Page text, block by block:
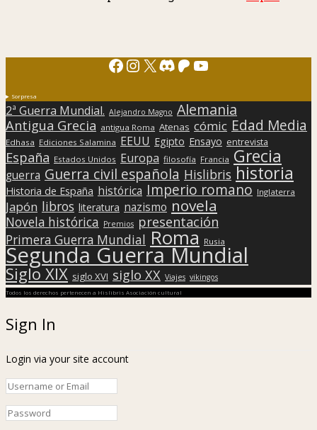
Facebook
Instagram
X Discord
Patreon
YouTube
Sorpresa
2ª Guerra Mundial. Alejandro Magno Alemania
Antigua Grecia antigua Roma Atenas cómic Edad Media
Edhasa Ediciones Salamina EEUU Egipto Ensayo entrevista
España Estados Unidos Europa filosofía Francia Grecia
guerra Guerra civil española Hislibris historia
Historia de España histórica Imperio romano Inglaterra
Japón libros literatura nazismo novela
Novela histórica Premios presentación
Primera Guerra Mundial Roma Rusia
Segunda Guerra Mundial
Siglo XIX siglo XVI siglo XX Viajes vikingos
Todos los derechos pertenecen a Hislibris Asociación cultural
Sign In
Login via your site account